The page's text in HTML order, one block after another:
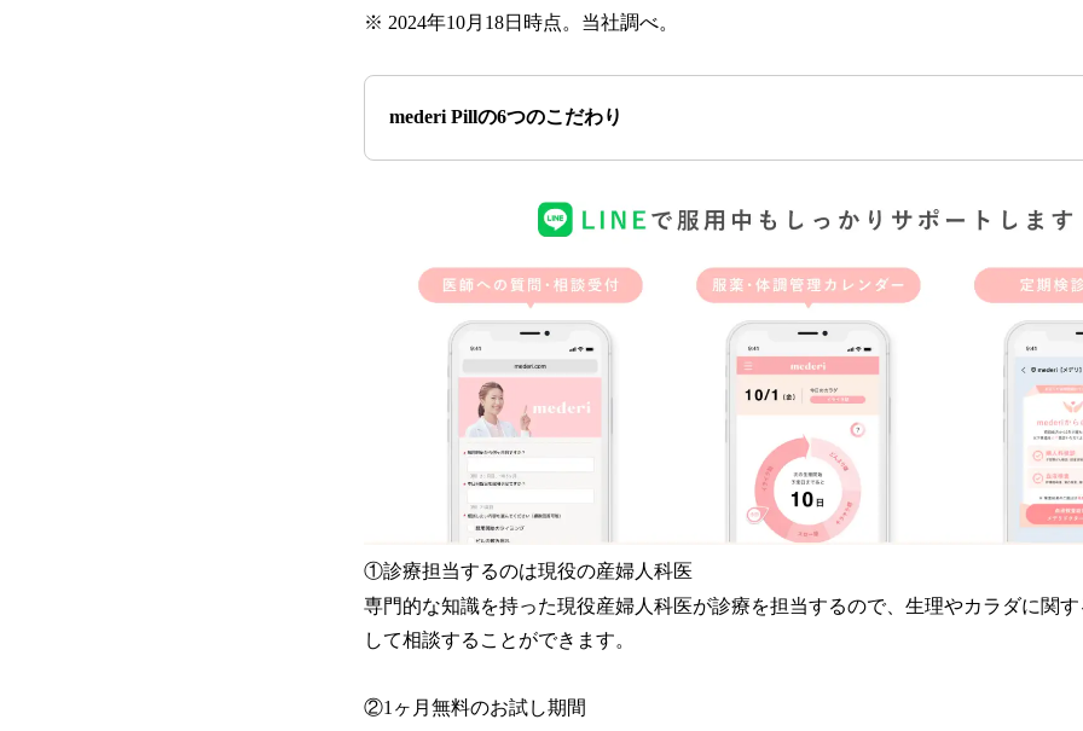
※ 2024年10月18日時点。当社調べ。
mederi Pillの6つのこだわり
①診療担当するのは現役の産婦人科医
専門的な知識を持った現役産婦人科医が診療を担当するので、生理やカラダに関
して相談することができます。
②1ヶ月無料のお試し期間